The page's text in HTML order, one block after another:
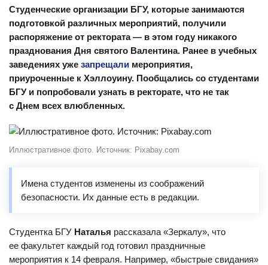
Студенческие организации БГУ, которые занимаются
подготовкой различных мероприятий, получили
распоряжение от ректората — в этом году никакого
празднования Дня святого Валентина. Ранее в учебных
заведениях уже запрещали мероприятия,
приуроченные к Хэллоуину. Пообщались со студентами
БГУ и попробовали узнать в ректорате, что не так
с Днем всех влюбленных.
Иллюстративное фото. Источник: Рixabay.com
Имена студентов изменены из соображений
безопасности. Их данные есть в редакции.
Студентка БГУ Наталья рассказала «Зеркалу», что
ее факультет каждый год готовил праздничные
мероприятия к 14 февраля. Например, «быстрые свидания»